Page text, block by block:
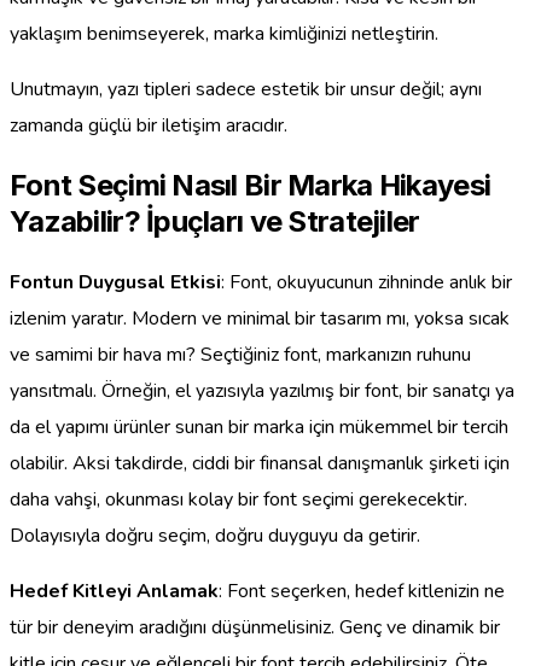
yaklaşım benimseyerek, marka kimliğinizi netleştirin.
Unutmayın, yazı tipleri sadece estetik bir unsur değil; aynı
zamanda güçlü bir iletişim aracıdır.
Font Seçimi Nasıl Bir Marka Hikayesi
Yazabilir? İpuçları ve Stratejiler
Fontun Duygusal Etkisi: Font, okuyucunun zihninde anlık bir
izlenim yaratır. Modern ve minimal bir tasarım mı, yoksa sıcak
ve samimi bir hava mı? Seçtiğiniz font, markanızın ruhunu
yansıtmalı. Örneğin, el yazısıyla yazılmış bir font, bir sanatçı ya
da el yapımı ürünler sunan bir marka için mükemmel bir tercih
olabilir. Aksi takdirde, ciddi bir finansal danışmanlık şirketi için
daha vahşi, okunması kolay bir font seçimi gerekecektir.
Dolayısıyla doğru seçim, doğru duyguyu da getirir.
Hedef Kitleyi Anlamak: Font seçerken, hedef kitlenizin ne
tür bir deneyim aradığını düşünmelisiniz. Genç ve dinamik bir